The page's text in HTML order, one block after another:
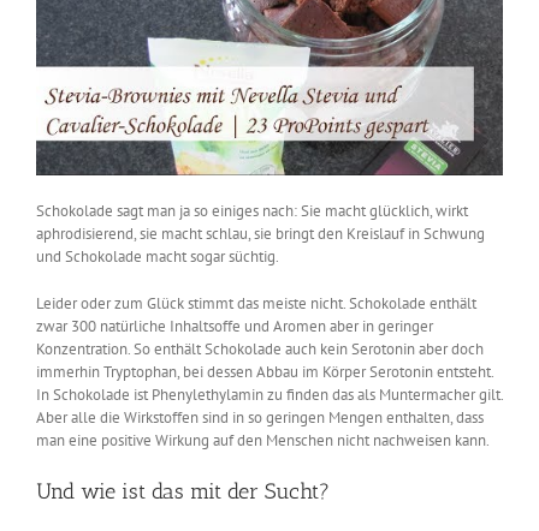
Schokolade sagt man ja so einiges nach: Sie macht glücklich, wirkt
aphrodisierend, sie macht schlau, sie bringt den Kreislauf in Schwung
und Schokolade macht sogar süchtig.
Leider oder zum Glück stimmt das meiste nicht. Schokolade enthält
zwar 300 natürliche Inhaltsoffe und Aromen aber in geringer
Konzentration. So enthält Schokolade auch kein Serotonin aber doch
immerhin Tryptophan, bei dessen Abbau im Körper Serotonin entsteht.
In Schokolade ist Phenylethylamin zu finden das als Muntermacher gilt.
Aber alle die Wirkstoffen sind in so geringen Mengen enthalten, dass
man eine positive Wirkung auf den Menschen nicht nachweisen kann.
Und wie ist das mit der Sucht?